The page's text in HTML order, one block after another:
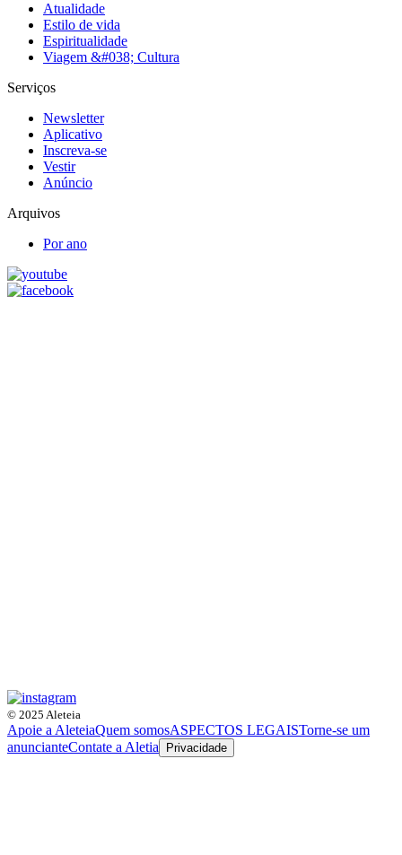
Atualidade
Estilo de vida
Espiritualidade
Viagem &#038; Cultura
Serviços
Newsletter
Aplicativo
Inscreva-se
Vestir
Anúncio
Arquivos
Por ano
© 2025 Aleteia
Apoie a AleteiaQuem somosASPECTOS LEGAISTorne-se um
anuncianteContate a Aletia Privacidade